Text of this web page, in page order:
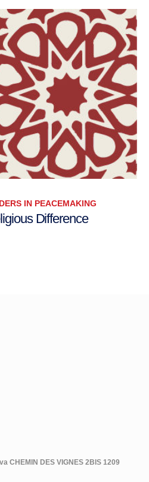
IN PEACEMAKING
Difference
CHEMIN DES VIGNES 2BIS 1209